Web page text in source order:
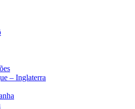
– Inglaterra